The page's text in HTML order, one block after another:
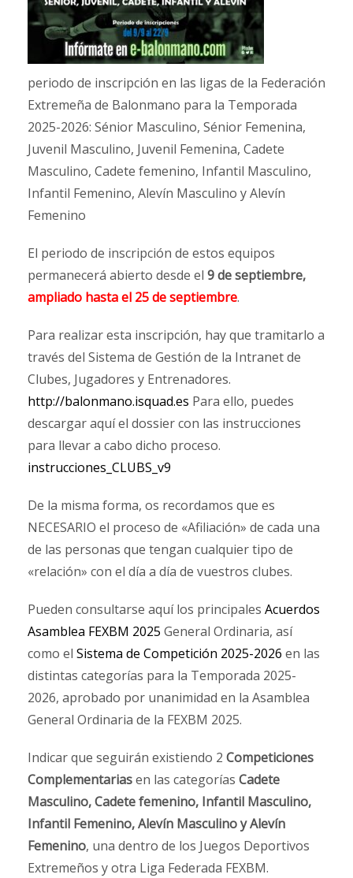
periodo de inscripción en las ligas de la Federación
Extremeña de Balonmano para la Temporada
2025-2026: Sénior Masculino, Sénior Femenina,
Juvenil Masculino, Juvenil Femenina, Cadete
Masculino, Cadete femenino, Infantil Masculino,
Infantil Femenino, Alevín Masculino y Alevín
Femenino
El periodo de inscripción de estos equipos
permanecerá abierto desde el 9 de septiembre,
ampliado hasta el 25 de septiembre.
Para realizar esta inscripción, hay que tramitarlo a
través del Sistema de Gestión de la Intranet de
Clubes, Jugadores y Entrenadores.
http://balonmano.isquad.es Para ello, puedes
descargar aquí el dossier con las instrucciones
para llevar a cabo dicho proceso.
instrucciones_CLUBS_v9
De la misma forma, os recordamos que es
NECESARIO el proceso de «Afiliación» de cada una
de las personas que tengan cualquier tipo de
«relación» con el día a día de vuestros clubes.
Pueden consultarse aquí los principales Acuerdos
Asamblea FEXBM 2025 General Ordinaria, así
como el Sistema de Competición 2025-2026 en las
distintas categorías para la Temporada 2025-
2026, aprobado por unanimidad en la Asamblea
General Ordinaria de la FEXBM 2025.
Indicar que seguirán existiendo 2 Competiciones
Complementariasen las categorías Cadete
Masculino, Cadete femenino, Infantil Masculino,
Infantil Femenino, Alevín Masculino y Alevín
Femenino, una dentro de los Juegos Deportivos
Extremeños y otra Liga Federada FEXBM.